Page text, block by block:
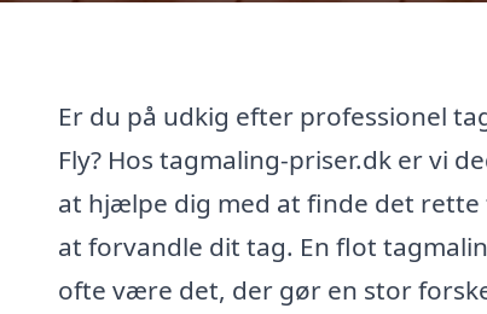
Er du på udkig efter professionel
Fly? Hos tagmaling-priser.dk er vi
at hjælpe dig med at finde det
at forvandle dit tag. En flot
ofte være det, der gør en stor